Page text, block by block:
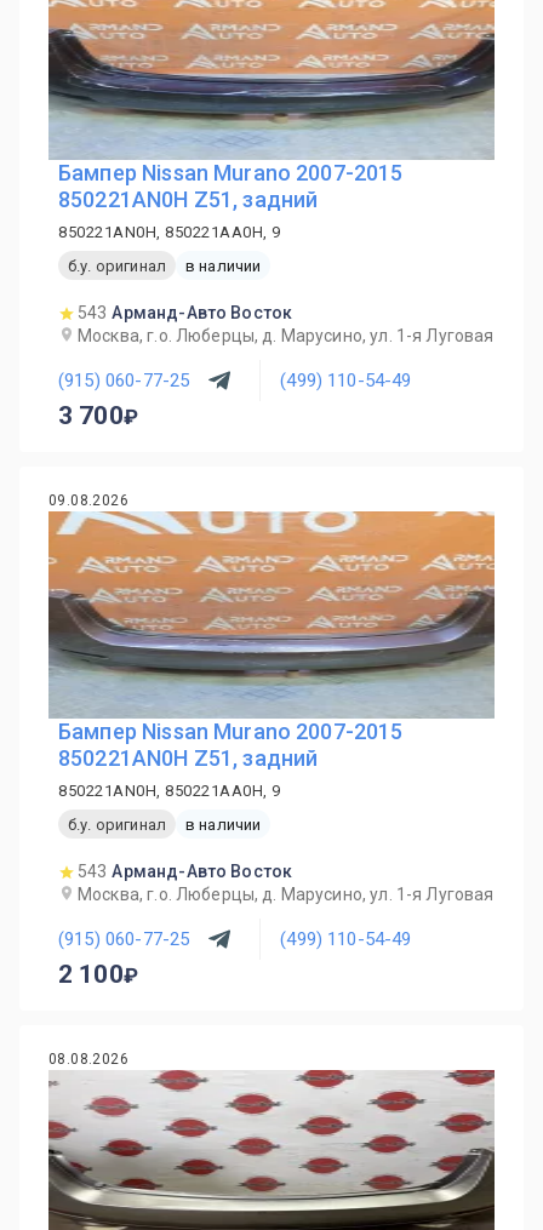
Бампер Nissan Murano 2007-2015
850221AN0H Z51, задний
850221AN0H, 850221AA0H, 9
б.у. оригинал
в наличии
543 Арманд-Авто Восток
Москва, г.о. Люберцы, д. Марусино, ул. 1-я Луговая
(915) 060-77-25 (499) 110-54-49
3 700
09.08.2026
Бампер Nissan Murano 2007-2015
850221AN0H Z51, задний
850221AN0H, 850221AA0H, 9
б.у. оригинал
в наличии
543 Арманд-Авто Восток
Москва, г.о. Люберцы, д. Марусино, ул. 1-я Луговая
(915) 060-77-25 (499) 110-54-49
2 100
08.08.2026